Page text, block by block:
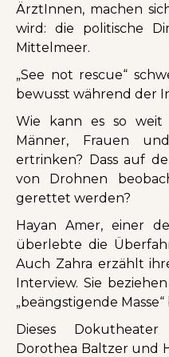
ÄrztInnen, machen
wird: die politische
Mittelmeer.
„See not rescue“
bewusst während der
Wie kann es so weit
Männer, Frauen
ertrinken? Dass auf
von Drohnen
gerettet werden?
Hayan Amer, einer
überlebte die
Auch Zahra erzählt
Interview. Sie
„beängstigende
Dieses
Dorothea Baltzer und